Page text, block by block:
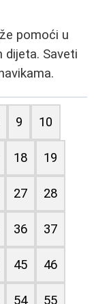
pomoći u
dijeta. Saveti
9 10
18 19
27 28
36 37
45 46
54 55